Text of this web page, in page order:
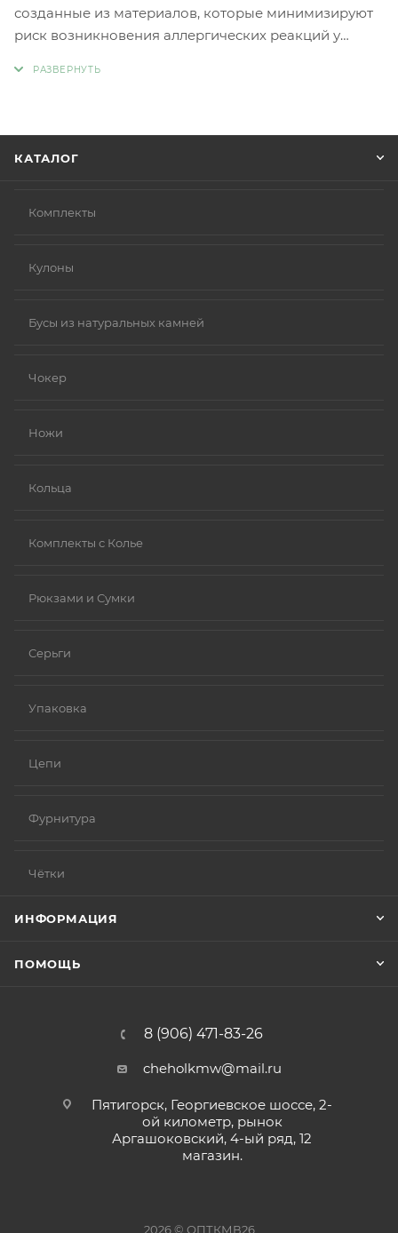
созданные из материалов, которые минимизируют
риск возникновения аллергических реакций у
гипоаллергенной бижутерии используются
Нержавеющая сталь.
в сплаве может вызывать реакцию).
покрытия других металлов, таких как золото или
Золото (особенно высокой пробы, хотя даже
Платина.
КАТАЛОГ
Комплекты
Кулоны
Бусы из натуральных камней
Чокер
Ножи
Кольца
Комплекты с Колье
Рюкзами и Сумки
Серьги
Упаковка
Цепи
Фурнитура
Чётки
ИНФОРМАЦИЯ
ПОМОЩЬ
8 (906) 471-83-26
cheholkmw@mail.ru
Пятигорск, Георгиевское шоссе, 2-
ой километр, рынок
Аргашоковский, 4-ый ряд, 12
магазин.
2026 © ОПТКМВ26